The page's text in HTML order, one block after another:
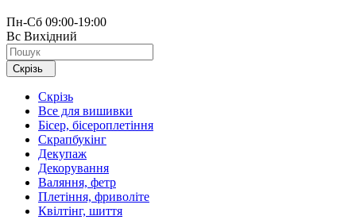
Пн-Сб 09:00-19:00
Вс Вихідний
Скрізь
Скрізь
Все для вишивки
Бісер, бісероплетіння
Скрапбукінг
Декупаж
Декорування
Валяння, фетр
Плетіння, фриволіте
Квілтінг, шиття